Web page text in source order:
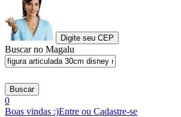
Digite seu CEP
Buscar no Magalu
Buscar
0
Boas vindas :)Entre ou Cadastre-se